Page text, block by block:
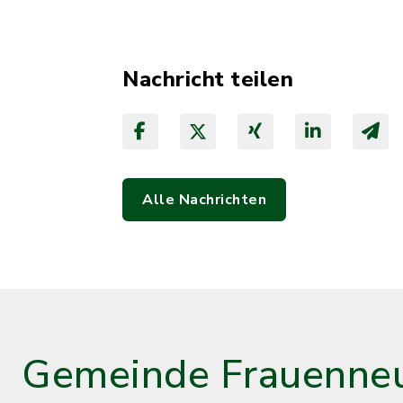
Nachricht teilen
Alle Nachrichten
Gemeinde